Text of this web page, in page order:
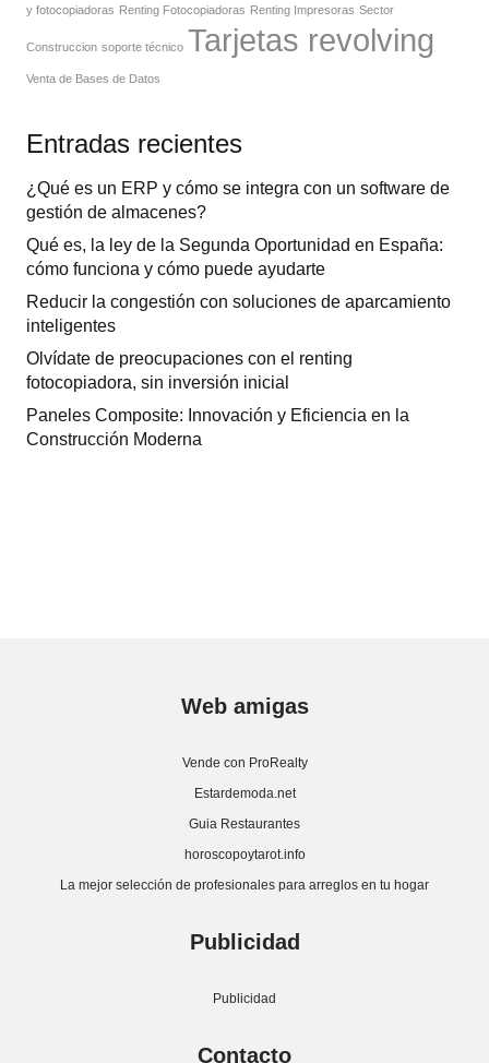
y fotocopiadoras Renting Fotocopiadoras Renting Impresoras Sector
Construccion soporte técnico Tarjetas revolving
Venta de Bases de Datos
Entradas recientes
¿Qué es un ERP y cómo se integra con un software de
gestión de almacenes?
Qué es, la ley de la Segunda Oportunidad en España:
cómo funciona y cómo puede ayudarte
Reducir la congestión con soluciones de aparcamiento
inteligentes
Olvídate de preocupaciones con el renting
fotocopiadora, sin inversión inicial
Paneles Composite: Innovación y Eficiencia en la
Construcción Moderna
Web amigas
Vende con ProRealty
Estardemoda.net
Guia Restaurantes
horoscopoytarot.info
La mejor selección de profesionales para arreglos en tu hogar
Publicidad
Publicidad
Contacto